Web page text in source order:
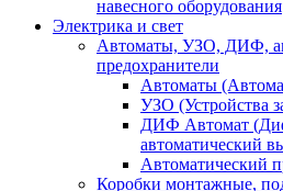
навесного оборудования
Электрика и свет
Автоматы, УЗО, ДИФ,
предохранители
Автоматы
УЗО (Устройства
ДИФ Автомат
автоматический
Автоматический
Коробки монтажные,